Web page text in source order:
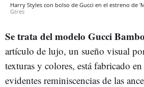
Harry Styles con bolso de Gucci en el estreno de
Gtres
Se trata del modelo Gucci
artículo de lujo, un sueño visual
texturas y colores, está fabricado
evidentes reminiscencias de las